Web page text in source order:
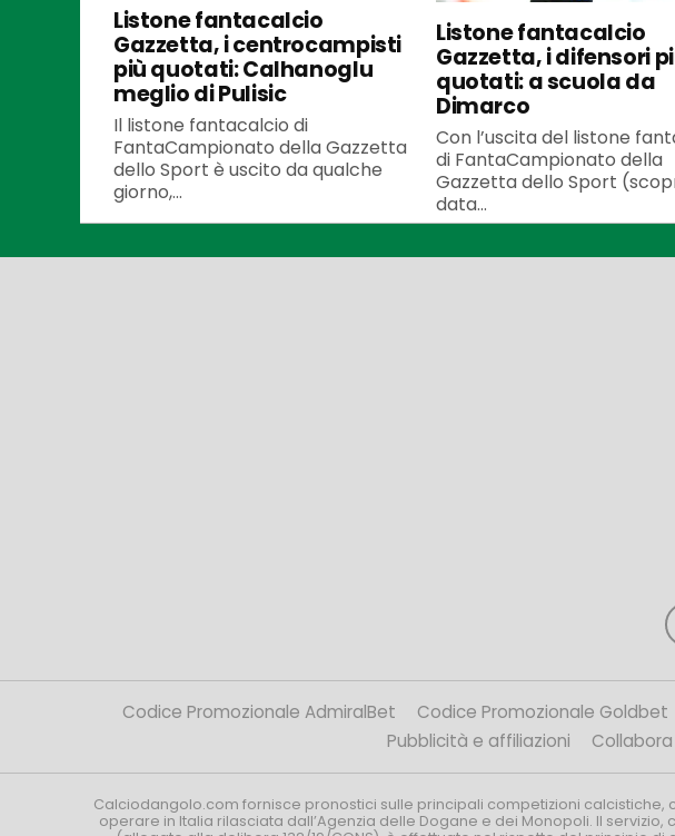
Listone fantacalcio
Gazzetta, i centrocampisti
più quotati: Calhanoglu
meglio di Pulisic
Il listone fantacalcio di
FantaCampionato della Gazzetta
dello Sport è uscito da qualche
giorno,...
Listone fantacalcio
Gazzetta, i difensori
quotati: a scuola da
Dimarco
Con l’uscita del listone
di FantaCampionato della
Gazzetta dello Sport
data...
Codice Promozionale AdmiralBet Codice Promozionale Goldbet
Pubblicità e affiliazioni
Calciodangolo.com fornisce pronostici sulle principali competizioni
operare in Italia rilasciata dall’Agenzia delle Dogane e dei Monopoli. Il